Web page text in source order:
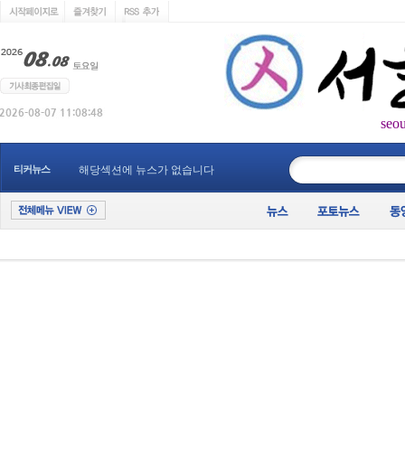
티커뉴스 해당섹션에 뉴스가 없습니다